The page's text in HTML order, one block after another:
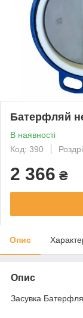
Батерфляй
В наявності
Код: 390
2 366 ₴
Опис
Опис
Засувка